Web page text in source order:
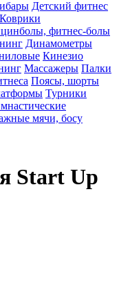
Детский фитнес
Коврики
фитнес-болы
Динамометры
Кинезио
Массажеры Палки
Поясы, шорты
Турники
мячи, босу
Start Up